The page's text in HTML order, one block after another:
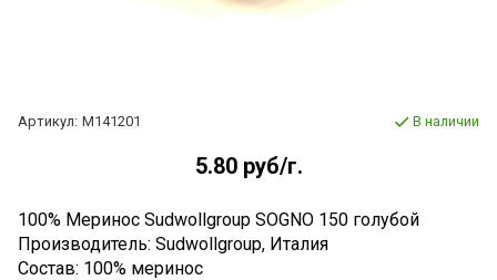
Артикул: М141201 В наличии
5.80 руб/г.
100% Меринос Sudwollgroup SOGNO 150 голубой
Производитель: Sudwollgroup, Италия
Состав: 100% меринос